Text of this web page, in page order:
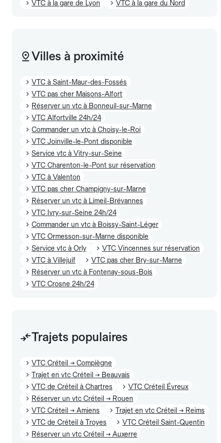
VTC à la gare de Lyon
VTC à la gare du Nord
Villes à proximité
VTC à Saint-Maur-des-Fossés
VTC pas cher Maisons-Alfort
Réserver un vtc à Bonneuil-sur-Marne
VTC Alfortville 24h/24
Commander un vtc à Choisy-le-Roi
VTC Joinville-le-Pont disponible
Service vtc à Vitry-sur-Seine
VTC Charenton-le-Pont sur réservation
VTC à Valenton
VTC pas cher Champigny-sur-Marne
Réserver un vtc à Limeil-Brévannes
VTC Ivry-sur-Seine 24h/24
Commander un vtc à Boissy-Saint-Léger
VTC Ormesson-sur-Marne disponible
Service vtc à Orly
VTC Vincennes sur réservation
VTC à Villejuif
VTC pas cher Bry-sur-Marne
Réserver un vtc à Fontenay-sous-Bois
VTC Crosne 24h/24
Trajets populaires
VTC Créteil → Compiègne
Trajet en vtc Créteil → Beauvais
VTC de Créteil à Chartres
VTC Créteil Évreux
Réserver un vtc Créteil → Rouen
VTC Créteil → Amiens
Trajet en vtc Créteil → Reims
VTC de Créteil à Troyes
VTC Créteil Saint-Quentin
Réserver un vtc Créteil → Auxerre